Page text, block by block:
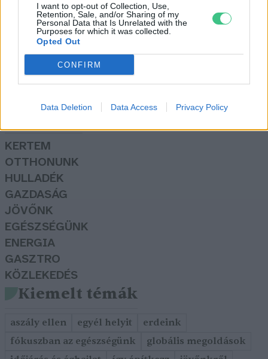
I want to opt-out of Collection, Use,
Retention, Sale, and/or Sharing of my
Personal Data that Is Unrelated with the
Purposes for which it was collected.
Opted Out
CONFIRM
Data Deletion Data Access Privacy Policy
nem megfelelő klímapolitikáját az
emberi jogok megsértésének
tekinti
Greendex szemle
KERTEM
OTTHONUNK
HULLADÉK
GAZDASÁG
JÖVŐNK
EGÉSZSÉGÜNK
ENERGIA
GASZTRO
KÖZLEKEDÉS
Kiemelt témák
aszály ellen egyél helyit
erdeink
fókuszban az egészségünk
globális megoldások